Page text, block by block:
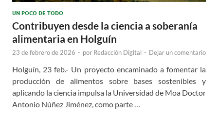
UN POCO DE TODO
Contribuyen desde la ciencia a soberanía
alimentaria en Holguín
23 de febrero de 2026 - por Redacción Digital - Dejar un comentario
Holguín, 23 feb.- Un proyecto encaminado a fomentar la
producción de alimentos sobre bases sostenibles y
aplicando la ciencia impulsa la Universidad de Moa Doctor
Antonio Núñez Jiménez, como parte …